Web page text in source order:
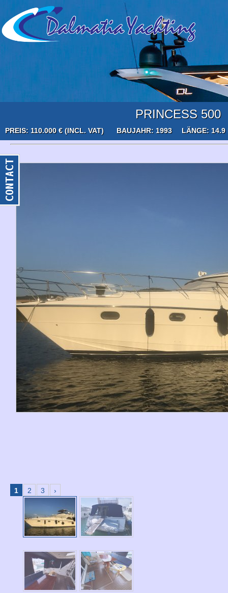
PRINCESS 500
PREIS: 110.000 € (INCL. VAT) BAUJAHR: 1993 LÄNGE: 14.9
1 2 3 ›